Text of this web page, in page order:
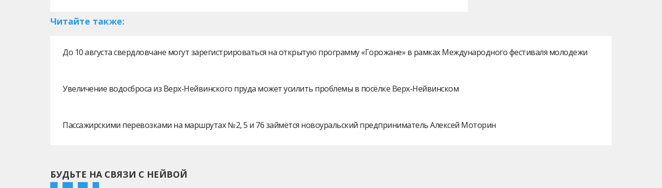
Читайте также:
До 10 августа свердловчане могут зарегистрироваться на открытую программу «Горожане» в рамках Международного фестиваля молодежи
Увеличение водосброса из Верх-Нейвинского пруда может усилить проблемы в посёлке Верх-Нейвинском
Пассажирскими перевозками на маршрутах № 2, 5 и 76 займётся новоуральский предприниматель Алексей Моторин
БУДЬТЕ НА СВЯЗИ С НЕЙВОЙ